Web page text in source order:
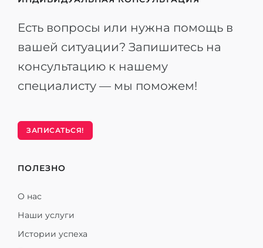
Есть вопросы или нужна помощь в
вашей ситуации? Запишитесь на
консультацию к нашему
специалисту — мы поможем!
ЗАПИСАТЬСЯ!
ПОЛЕЗНО
О нас
Наши услуги
Истории успеха